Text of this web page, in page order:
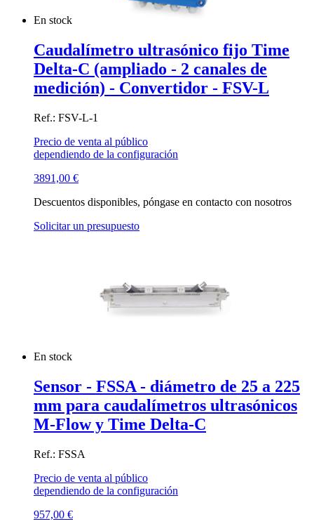
En stock
Caudalímetro ultrasónico fijo Time
Delta-C (ampliado - 2 canales de
medición) - Convertidor - FSV-L
Ref.: FSV-L-1
Precio de venta al público
dependiendo de la configuración
3891,00 €
Descuentos disponibles, póngase en contacto con nosotros
Solicitar un presupuesto
En stock
Sensor - FSSA - diámetro de 25 a 225
mm para caudalímetros ultrasónicos
M-Flow y Time Delta-C
Ref.: FSSA
Precio de venta al público
dependiendo de la configuración
957,00 €